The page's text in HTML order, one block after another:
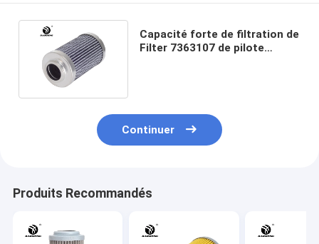
Capacité forte de filtration de
Filter 7363107 de pilote
Continuer
Produits Recommandés